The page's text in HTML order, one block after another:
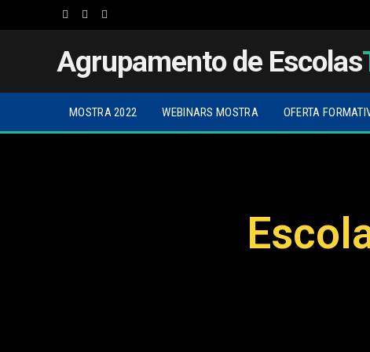
Facebook
TwitterInstagram
Agrupamento de Escolas
MOSTRA 2022 WEBINARS MOSTRA OFERTA